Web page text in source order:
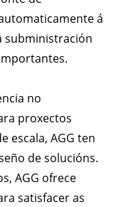
á
subministración
no
proxectos
escala, AGG ten
de solucións.
AGG ofrece
satisfacer as